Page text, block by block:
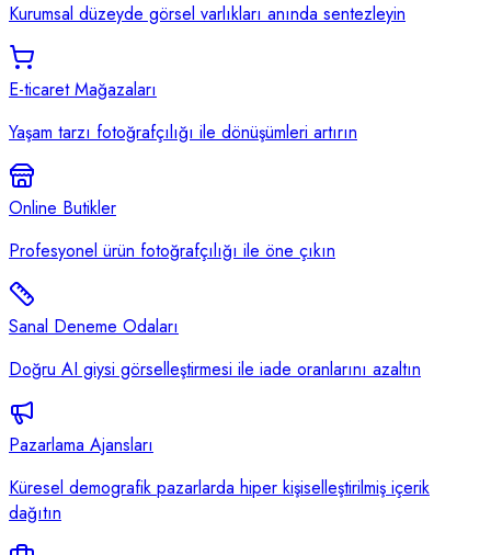
Kurumsal düzeyde görsel varlıkları anında sentezleyin
E-ticaret Mağazaları
Yaşam tarzı fotoğrafçılığı ile dönüşümleri artırın
Online Butikler
Profesyonel ürün fotoğrafçılığı ile öne çıkın
Sanal Deneme Odaları
Doğru AI giysi görselleştirmesi ile iade oranlarını azaltın
Pazarlama Ajansları
Küresel demografik pazarlarda hiper kişiselleştirilmiş içerik
dağıtın